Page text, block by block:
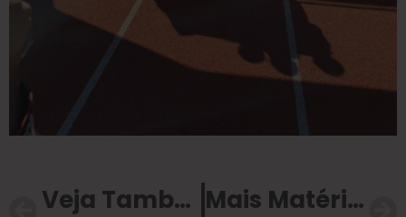
Veja Também Mais Matérias